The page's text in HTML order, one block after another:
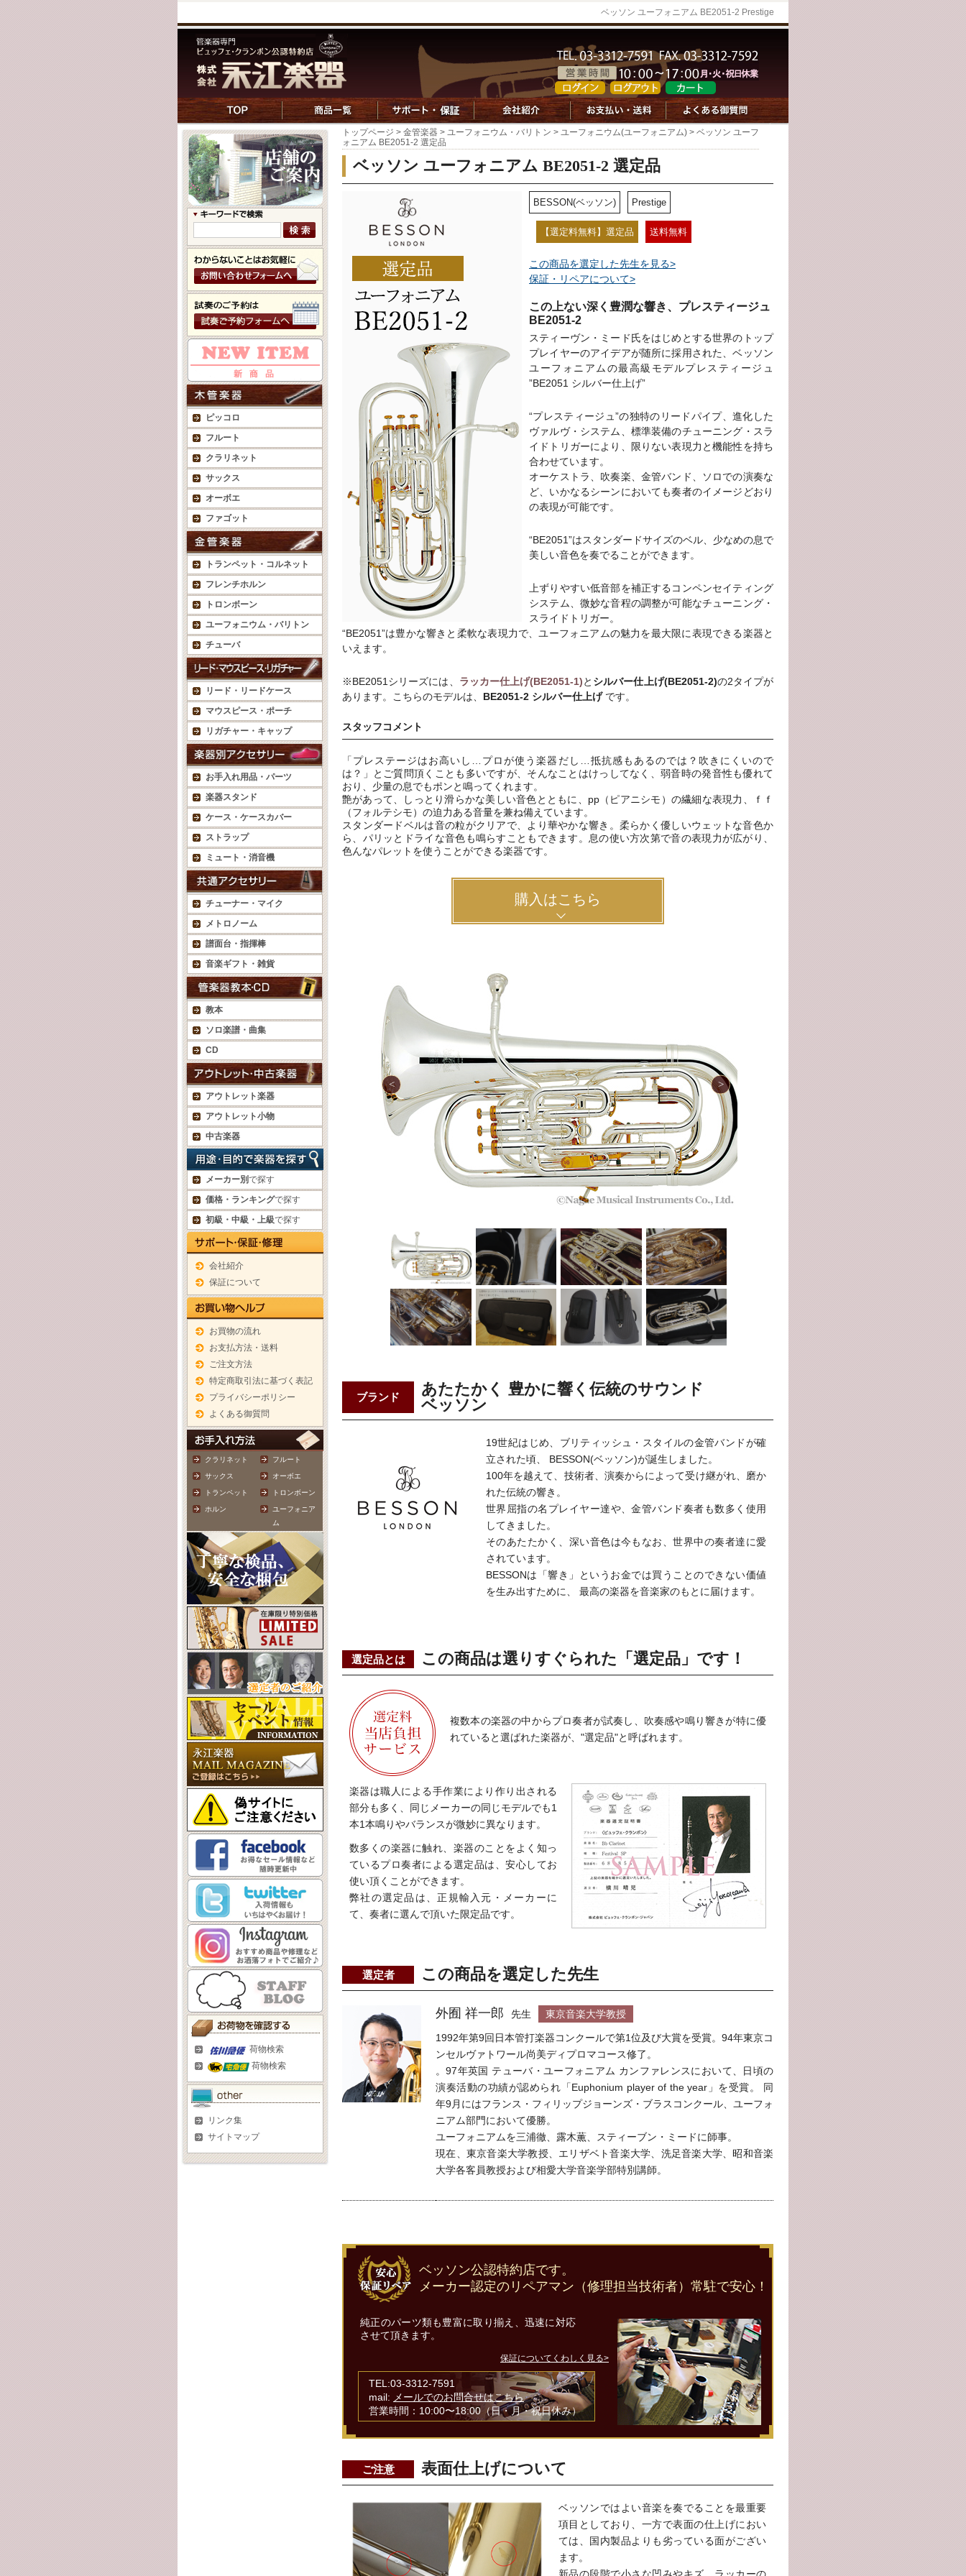
ベッソン ユーフォニアム BE2051-2 Prestige
ピッコロ
フルート
クラリネット
サックス
オーボエ
ファゴット
トランペット・コルネット
フレンチホルン
トロンボーン
ユーフォニウム・バリトン
チューバ
リード・リードケース
マウスピース・ポーチ
リガチャー・キャップ
お手入れ用品・パーツ
楽器スタンド
ケース・ケースカバー
ストラップ
ミュート・消音機
チューナー・マイク
メトロノーム
譜面台・指揮棒
音楽ギフト・雑貨
教本
ソロ楽譜・曲集
CD
アウトレット楽器
アウトレット小物
中古楽器
メーカー別で探す
価格・ランキングで探す
初級・中級・上級で探す
会社紹介
保証について
お買物の流れ
お支払方法・送料
ご注文方法
特定商取引法に基づく表記
プライバシーポリシー
よくある御質問
クラリネット フルート
サックス オーボエ
トランペット トロンボーン
ホルン
ユーフォニア
ム
荷物検索
荷物検索
リンク集
サイトマップ
トップページ >金管楽器 >ユーフォニウム・バリトン > ユーフォニウム(ユーフォニアム)> ベッソン ユーフ
ォニアム BE2051-2 選定品
ベッソン ユーフォニアム BE2051-2 選定品
BESSON(ベッソン) Prestige
【選定料無料】選定品 送料無料
この商品を選定した先生を見る>
保証・リペアについて>
この上ない深く豊潤な響き、プレスティージュ
BE2051-2
スティーヴン・ミード氏をはじめとする世界のトップ
プレイヤーのアイデアが随所に採用された、ベッソン
ユーフォニアムの最高級モデルプレスティージュ
”BE2051 シルバー仕上げ”
“プレスティージュ”の独特のリードパイプ、進化した
ヴァルヴ・システム、標準装備のチューニング・スラ
イドトリガーにより、限りない表現力と機能性を持ち
合わせています。
オーケストラ、吹奏楽、金管バンド、ソロでの演奏な
ど、いかなるシーンにおいても奏者のイメージどおり
の表現が可能です。
“BE2051”はスタンダードサイズのベル、少なめの息で
美しい音色を奏でることができます。
上ずりやすい低音部を補正するコンペンセイティング
システム、微妙な音程の調整が可能なチューニング・
スライドトリガー。
“BE2051”は豊かな響きと柔軟な表現力で、ユーフォニアムの魅力を最大限に表現できる楽器と
いえます。
※BE2051シリーズには、 ラッカー仕上げ(BE2051-1)と シルバー仕上げ(BE2051-2)の2タイプが
あります。こちらのモデルは、 BE2051-2 シルバー仕上げです。
スタッフコメント
「プレステージはお高いし…プロが使う楽器だし…抵抗感もあるのでは？吹きにくいので
は？」とご質問頂くことも多いですが、そんなことはけっしてなく、弱音時の発音性も優れて
おり、少量の息でもポンと鳴ってくれます。
艶があって、しっとり滑らかな美しい音色とともに、pp（ピアニシモ）の繊細な表現力、ｆｆ
（フォルテシモ）の迫力ある音量を兼ね備えています。
スタンダードベルは音の粒がクリアで、より華やかな響き。柔らかく優しいウェットな音色か
ら、パリッとドライな音色も鳴らすこともできます。息の使い方次第で音の表現力が広がり、
色んなパレットを使うことができる楽器です。
購入はこちら
ブランド
あたたかく 豊かに響く伝統のサウンド
ベッソン
19世紀はじめ、ブリティッシュ・スタイルの金管バンドが確
立された頃、 BESSON(ベッソン)が誕生しました。
100年を越えて、技術者、演奏からによって受け継がれ、磨か
れた伝統の響き。
世界屈指の名プレイヤー達や、金管バンド奏者も数多く使用
してきました。
そのあたたかく、深い音色は今もなお、世界中の奏者達に愛
されています。
BESSONは「響き」というお金では買うことのできない価値
を生み出すために、 最高の楽器を音楽家のもとに届けます。
選定品とは この商品は選りすぐられた「選定品」です！
複数本の楽器の中からプロ奏者が試奏し、吹奏感や鳴り響きが特に優
れていると選ばれた楽器が、"選定品"と呼ばれます。
楽器は職人による手作業により作り出される
部分も多く、同じメーカーの同じモデルでも1
本1本鳴りやバランスが微妙に異なります。
数多くの楽器に触れ、楽器のことをよく知っ
ているプロ奏者による選定品は、安心してお
使い頂くことができます。
弊社の選定品は、正規輸入元・メーカーに
て、奏者に選んで頂いた限定品です。
選定者 この商品を選定した先生
外囿 祥一郎 先生 東京音楽大学教授
1992年第9回日本管打楽器コンクールで第1位及び大賞を受賞。94年東京コ
ンセルヴァトワール尚美ディプロマコース修了。
。97年英国 テューバ・ユーフォニアム カンファレンスにおいて、日頃の
演奏活動の功績が認められ「Euphonium player of the year」を受賞。 同
年9月にはフランス・フィリップジョーンズ・ブラスコンクール、ユーフォ
ニアム部門において優勝。
ユーフォニアムを三浦徹、露木薫、スティーブン・ミードに師事。
現在、東京音楽大学教授、エリザベト音楽大学、洗足音楽大学、昭和音楽
大学各客員教授および相愛大学音楽学部特別講師。
ベッソン公認特約店です。
メーカー認定のリペアマン（修理担当技術者）常駐で安心！
純正のパーツ類も豊富に取り揃え、迅速に対応
させて頂きます。
保証についてくわしく見る>
TEL:03-3312-7591
mail: メールでのお問合せはこちら
営業時間：10:00〜18:00（日・月・祝日休み）
ご注意 表面仕上げについて
ベッソンではよい音楽を奏でることを最重要
項目としており、一方で表面の仕上げにおい
ては、国内製品よりも劣っている面がござい
ます。
新品の段階で小さな凹みやキズ、ラッカーの